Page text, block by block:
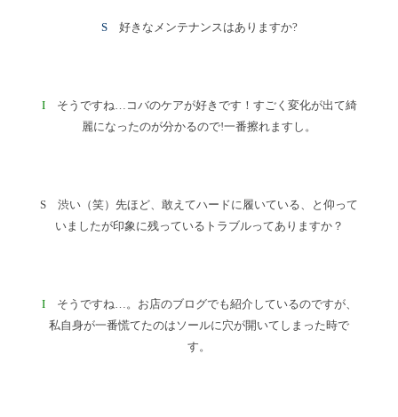
S好きなメンテナンスはありますか?
Iそうですね…コバのケアが好きです！すごく変化が出て綺
麗になったのが分かるので!一番擦れますし。
S 渋い（笑）先ほど、敢えてハードに履いている、と仰って
いましたが印象に残っているトラブルってありますか？
Iそうですね…。お店のブログでも紹介しているのですが、
私自身が一番慌てたのはソールに穴が開いてしまった時で
す。